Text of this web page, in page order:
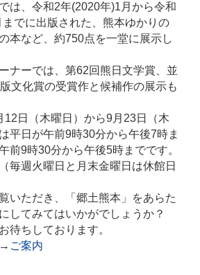
は、令和2年(2020年)1 月から令和
でに出版された、熊本ゆかりの
本など、約750点を一堂に展示し
ナーでは、第62回熊日文学賞、並
文化賞の受賞作と候補作の展示も
日（木曜日）から9月23日（木
平日が午前9時30分から午後7時ま
前9時30分から午後5時までです。
毎週火曜日と月末金曜日は休館日
いただき、「郷土熊本」をあらた
してみてはいかがでしょうか？
待ちしております。
ご案内